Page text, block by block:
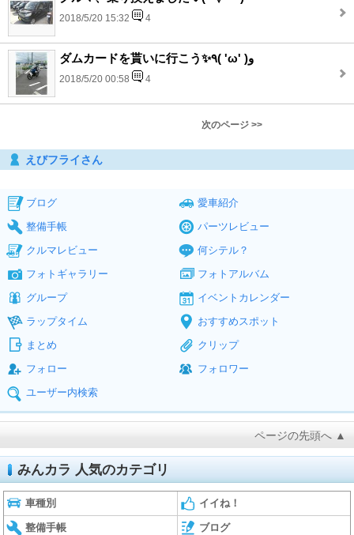
2018/5/20 15:32 4
ダムカードを貰いに行こう✨٩( 'ω' )و
2018/5/20 00:58 4
次のページ >>
えびフライさん
ブログ
愛車紹介
整備手帳
パーツレビュー
クルマレビュー
何シテル？
フォトギャラリー
フォトアルバム
グループ
イベントカレンダー
ラップタイム
おすすめスポット
まとめ
クリップ
フォロー
フォロワー
ユーザー内検索
ページの先頭へ ▲
みんカラ 人気のカテゴリ
車種別 イイね！
整備手帳 ブログ